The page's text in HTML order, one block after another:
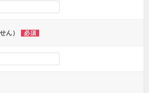
ん） 必須